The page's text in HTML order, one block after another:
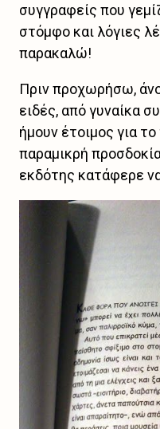
συγγραφείς που
στόμφο και λόγιες
παρακαλώ!
Πριν προχωρήσω,
ειδές, από γυναίκα
ήμουν έτοιμος για
παραμικρή
εκδότης κατάφερε